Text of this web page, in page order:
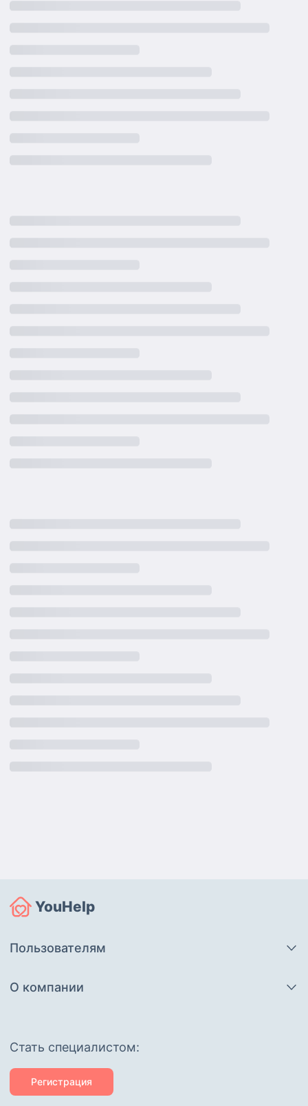
YouHelp
Пользователям
О компании
Cтать специалистом:
Регистрация